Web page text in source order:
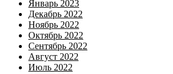
Январь 2023
Декабрь 2022
Ноябрь 2022
Октябрь 2022
Сентябрь 2022
Август 2022
Июль 2022